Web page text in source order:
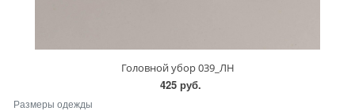
Головной убор 039_ЛН
425 руб.
Размеры одежды